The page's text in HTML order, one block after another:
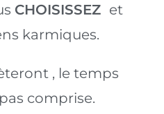
CHOISISSEZ et
karmiques.
, le temps
comprise.